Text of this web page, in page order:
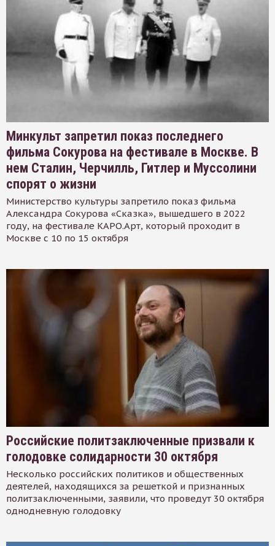
Минкульт запретил показ последнего
фильма Сокурова на фестивале в Москве. В
нем Сталин, Черчилль, Гитлер и Муссолини
спорят о жизни
Министерство культуры запретило показ фильма
Александра Сокурова «Сказка», вышедшего в 2022
году, на фестивале КАРО.Арт, который проходит в
Москве с 10 по 15 октября
Российские политзаключенные призвали к
голодовке солидарности 30 октября
Несколько российских политиков и общественных
деятелей, находящихся за решеткой и признанных
политзаключенными, заявили, что проведут 30 октября
однодневную голодовку